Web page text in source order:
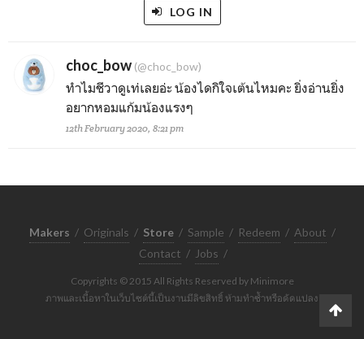
LOG IN
choc_bow (@choc_bow)
ทำไมชีวาดูเท่เลยอ่ะ น้องไดกิใจเต้นไหมคะ ยิ่งอ่านยิ่ง
อยากหอมแก้มน้องแรงๆ
12th February 2020, 8:21 pm
Makers / Originals / Store / Sample / Redeem / About /
Contact / Jobs /
Copyrights © 2015 All Rights Reserved by Minimore
ภาพและเนื้อหาในเว็บไซต์นี้เป็นงานมีลิขสิทธิ์ ห้ามทำซ้ำหรือดัดแปลง